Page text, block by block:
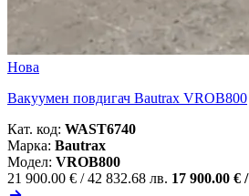
Нова
Вакуумен повдигач Bautrax VROB800
Кат. код: WAST6740
Марка: Bautrax
Модел: VROB800
21 900.00 € / 42 832.68 лв. 17 900.00 € /